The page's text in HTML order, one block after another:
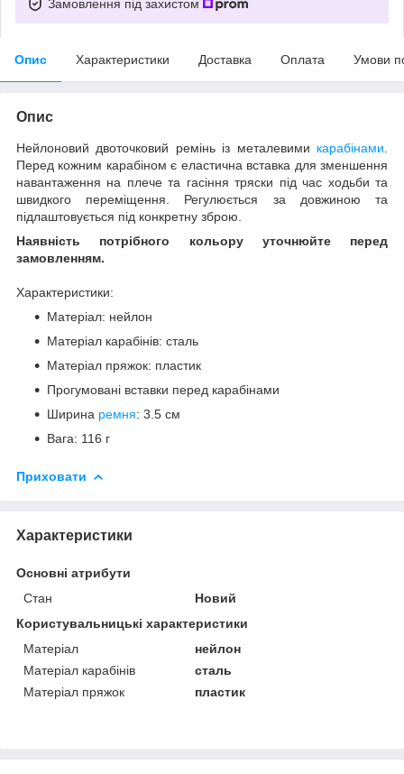
Замовлення під захистом
Опис Характеристики Доставка Оплата Умови
Опис
Нейлоновий двоточковий ремінь із металевими карабінами
Перед кожним карабіном є еластична вставка для зменшення
навантаження на плече та гасіння тряски під час ходьби та
швидкого переміщення. Регулюється за довжиною та
підлаштовується під конкретну зброю.
Наявність потрібного кольору уточнюйте перед
замовленням.
Характеристики:
Матеріал: нейлон
Матеріал карабінів: сталь
Матеріал пряжок: пластик
Прогумовані вставки перед карабінами
Ширина ремня: 3.5 см
Вага: 116 г
Приховати
Характеристики
Основні атрибути
Стан
Новий
Користувальницькі характеристики
Матеріал
нейлон
Матеріал карабінів
сталь
Матеріал пряжок
пластик